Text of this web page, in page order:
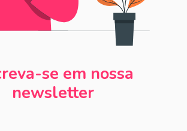
se em nossa
newsletter